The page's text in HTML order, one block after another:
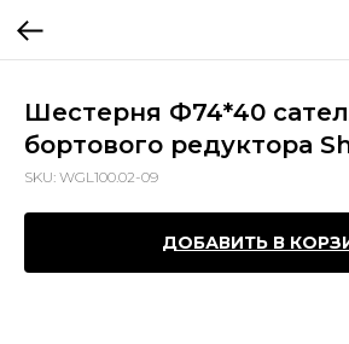
Шестерня Ф74*40
бортового редуктора
SKU: WGL100.02-09
ДОБАВИТЬ В